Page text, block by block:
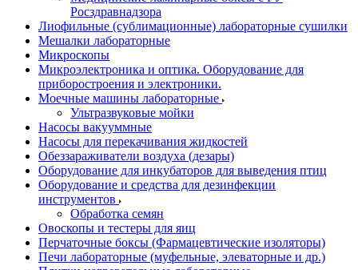
Росздравнадзора
Лиофильные (сублимационные) лабораторные сушилки
Мешалки лабораторные
Микроскопы
Микроэлектроника и оптика. Оборудование для
приборостроения и электроники.
Моечные машины лабораторные
Ультразвуковые мойки
Насосы вакууммные
Насосы для перекачивания жидкостей
Обеззараживатели воздуха (дезары)
Оборудование для инкубаторов для выведения птиц
Оборудование и средства для дезинфекции
инструментов
Обработка семян
Овоскопы и тестеры для яиц
Перчаточные боксы (Фармацевтические изоляторы)
Печи лабораторные (муфельные, элеваторные и др.)